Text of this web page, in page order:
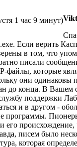
1 час 9 минут)
Если верить
в том, что
писали
которые
они
до конца. В Вашем
поддержки
и в другом -
программы.
его
писем было
которая